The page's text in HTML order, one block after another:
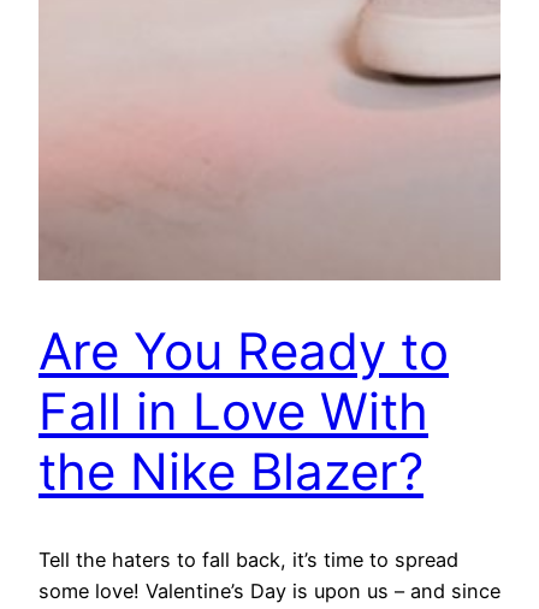
Are You Ready to
Fall in Love With
the Nike Blazer?
Tell the haters to fall back, it’s time to spread
some love! Valentine’s Day is upon us – and since